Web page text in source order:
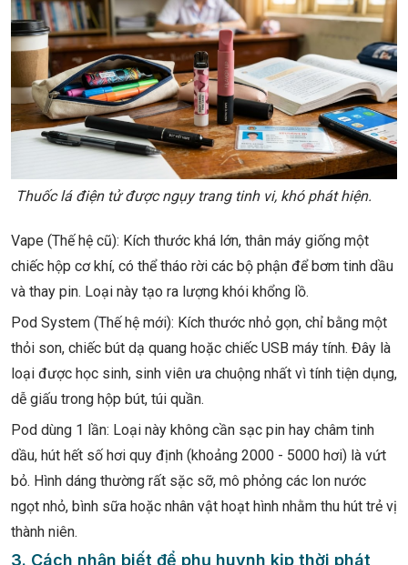
Thuốc lá điện tử được ngụy trang tinh vi, khó phát hiện.
Vape (Thế hệ cũ): Kích thước khá lớn, thân máy giống một
chiếc hộp cơ khí, có thể tháo rời các bộ phận để bơm tinh dầu
và thay pin. Loại này tạo ra lượng khói khổng lồ.
Pod System (Thế hệ mới): Kích thước nhỏ gọn, chỉ bằng một
thỏi son, chiếc bút dạ quang hoặc chiếc USB máy tính. Đây là
loại được học sinh, sinh viên ưa chuộng nhất vì tính tiện dụng,
dễ giấu trong hộp bút, túi quần.
Pod dùng 1 lần: Loại này không cần sạc pin hay châm tinh
dầu, hút hết số hơi quy định (khoảng 2000 - 5000 hơi) là vứt
bỏ. Hình dáng thường rất sặc sỡ, mô phỏng các lon nước
ngọt nhỏ, bình sữa hoặc nhân vật hoạt hình nhằm thu hút trẻ vị
thành niên.
3. Cách nhận biết để phụ huynh kịp thời phát